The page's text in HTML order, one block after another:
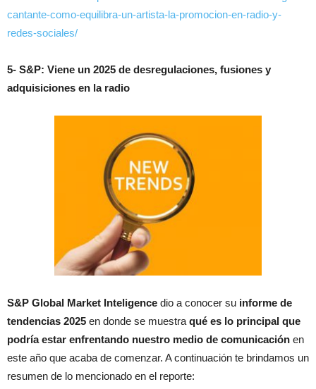
cantante-como-equilibra-un-artista-la-promocion-en-radio-y-
redes-sociales/
5- S&P: Viene un 2025 de desregulaciones, fusiones y
adquisiciones en la radio
S&P Global Market Inteligence dio a conocer su informe de
tendencias 2025 en donde se muestra qué es lo principal que
podría estar enfrentando nuestro medio de comunicación en
este año que acaba de comenzar. A continuación te brindamos un
resumen de lo mencionado en el reporte: